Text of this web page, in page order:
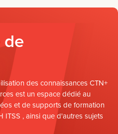
des connaissances CTN+
est un espace dédié au
et de supports de formation
ITSS , ainsi que d'autres sujets